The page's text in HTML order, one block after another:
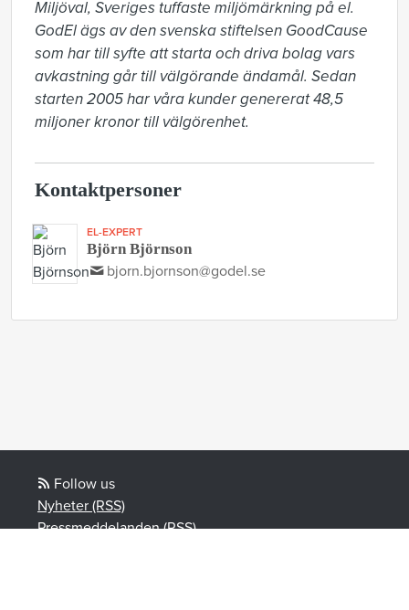
Miljöval, Sveriges tuffaste miljömärkning på el.
GodEl ägs av den svenska stiftelsen GoodCause
som har till syfte att starta och driva bolag vars
avkastning går till välgörande ändamål. Sedan
starten 2005 har våra kunder genererat 48,5
miljoner kronor till välgörenhet.
Kontaktpersoner
EL-EXPERT
Björn Björnson
bjorn.bjornson@godel.se
Follow us
Nyheter (RSS)
Pressmeddelanden (RSS)